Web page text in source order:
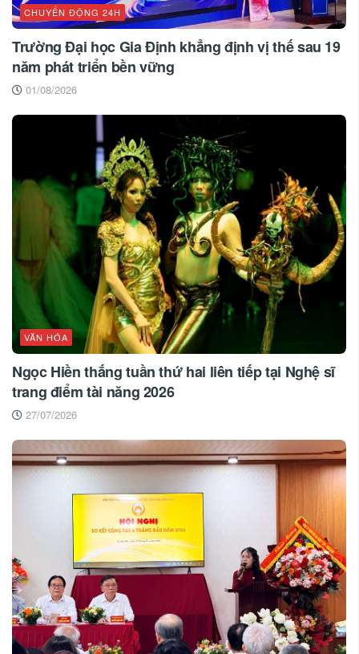
CHUYỂN ĐỘNG 24H
Trường Đại học Gia Định khẳng định vị thế sau 19
năm phát triển bền vững
01/08/2026
VĂN HÓA
Ngọc Hiền thắng tuần thứ hai liên tiếp tại Nghệ sĩ
trang điểm tài năng 2026
27/07/2026